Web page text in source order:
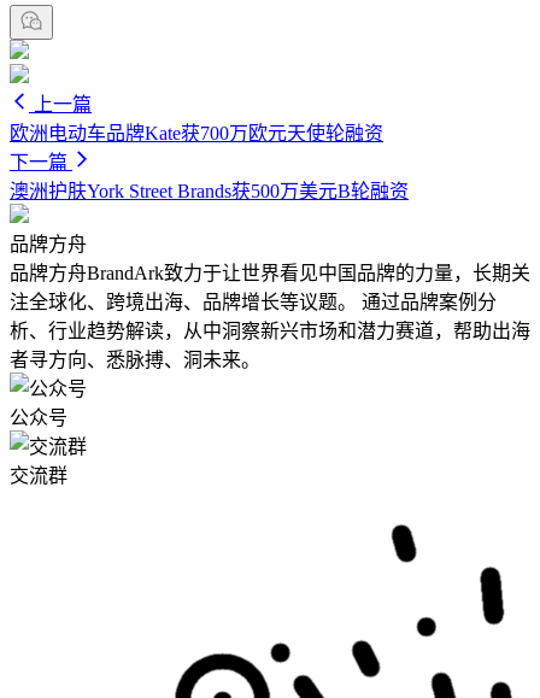
上一篇
欧洲电动车品牌Kate获700万欧元天使轮融资
下一篇
澳洲护肤York Street Brands获500万美元B轮融资
品牌方舟
品牌方舟BrandArk致力于让世界看见中国品牌的力量，长期关
注全球化、跨境出海、品牌增长等议题。 通过品牌案例分
析、行业趋势解读，从中洞察新兴市场和潜力赛道，帮助出海
者寻方向、悉脉搏、洞未来。
公众号
交流群